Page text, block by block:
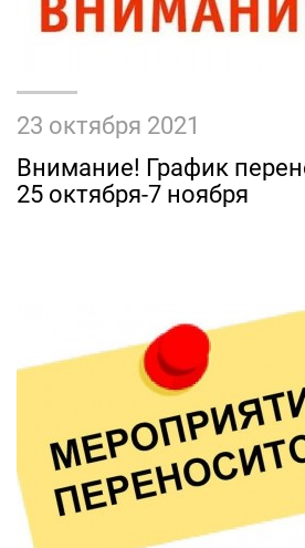
23 октября 2021
Внимание! График
25 октября-7 ноября